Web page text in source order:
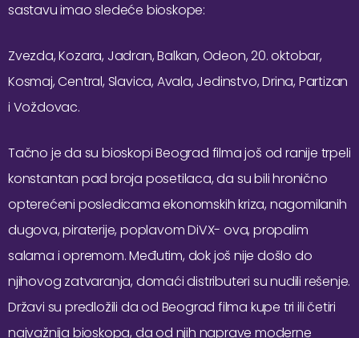
sastavu imao sledeće bioskope:
Zvezda, Kozara, Jadran, Balkan, Odeon, 20. oktobar,
Kosmaj, Central, Slavica, Avala, Jedinstvo, Drina, Partizan
i Voždovac.
Tačno je da su bioskopi Beograd filma još od ranije trpeli
konstantan pad broja posetilaca, da su bili hronično
opterećeni posledicama ekonomskih kriza, nagomilanih
dugova, piraterije, poplavom DiVX- ova, propalim
salama i opremom. Međutim, dok još nije došlo do
njihovog zatvaranja, domaći distributeri su nudili rešenje.
Državi su predložili da od Beograd filma kupe tri ili četiri
najvažnija bioskopa, da od njih naprave moderne